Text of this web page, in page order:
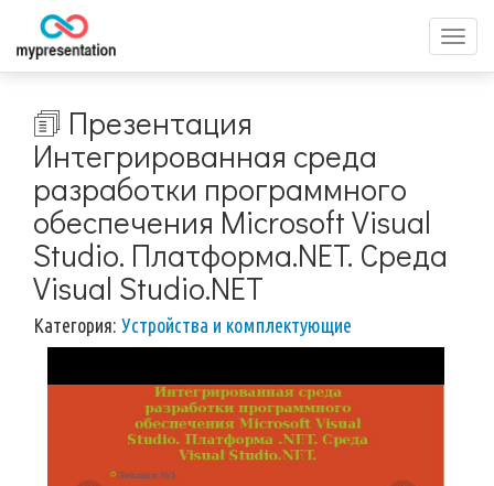
меню
🗊 Презентация
Интегрированная среда
разработки программного
обеспечения Microsoft Visual
Studio. Платформа.NET. Среда
Visual Studio.NET
Категория: Устройства и комплектующие